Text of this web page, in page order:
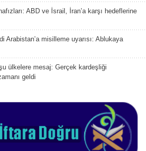
ABD ve İsrail, İran’a karşı hedeflerine
Arabistan’a misilleme uyarısı: Ablukaya
ülkelere mesaj: Gerçek kardeşliği
geldi